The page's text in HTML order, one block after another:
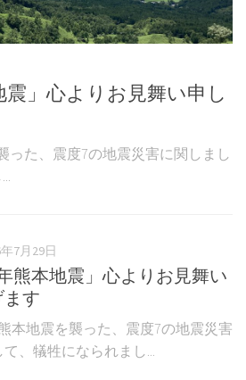
震」心よりお見舞い申し
った、震度7の地震災害に関しまし
7月29日
熊本地震」心よりお見舞い
す
本地震を襲った、震度7の地震災害
、犠牲になられまし...